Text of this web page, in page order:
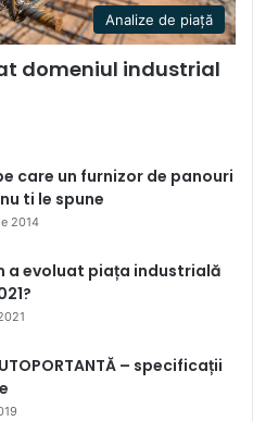
Analize de piață
domeniul industrial
care un furnizor de panouri
ti le spune
2014
a evoluat piața industrială
– specificații